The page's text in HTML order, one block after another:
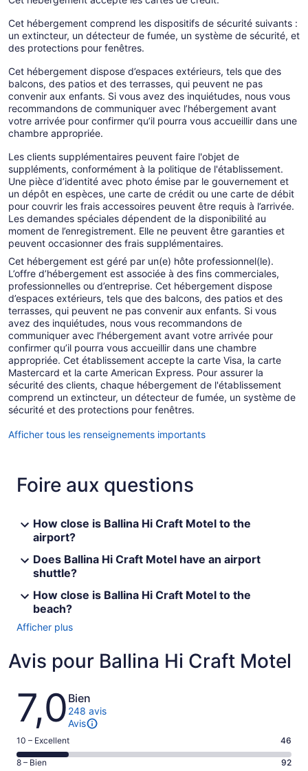
Cet hébergement comprend les dispositifs de sécurité suivants :
un extincteur, un détecteur de fumée, un système de sécurité, et
des protections pour fenêtres.
Cet hébergement dispose d’espaces extérieurs, tels que des
balcons, des patios et des terrasses, qui peuvent ne pas
convenir aux enfants. Si vous avez des inquiétudes, nous vous
recommandons de communiquer avec l’hébergement avant
votre arrivée pour confirmer qu’il pourra vous accueillir dans une
chambre appropriée.
Les clients supplémentaires peuvent faire l'objet de
suppléments, conformément à la politique de l'établissement.
Une pièce d’identité avec photo émise par le gouvernement et
un dépôt en espèces, une carte de crédit ou une carte de débit
pour couvrir les frais accessoires peuvent être requis à l’arrivée.
Les demandes spéciales dépendent de la disponibilité au
moment de l’enregistrement. Elle ne peuvent être garanties et
peuvent occasionner des frais supplémentaires.
Cet hébergement est géré par un(e) hôte professionnel(le).
L’offre d’hébergement est associée à des fins commerciales,
professionnelles ou d’entreprise. Cet hébergement dispose
d’espaces extérieurs, tels que des balcons, des patios et des
terrasses, qui peuvent ne pas convenir aux enfants. Si vous
avez des inquiétudes, nous vous recommandons de
communiquer avec l’hébergement avant votre arrivée pour
confirmer qu’il pourra vous accueillir dans une chambre
appropriée. Cet établissement accepte la carte Visa, la carte
Mastercard et la carte American Express. Pour assurer la
sécurité des clients, chaque hébergement de l'établissement
comprend un extincteur, un détecteur de fumée, un système de
sécurité et des protections pour fenêtres.
Afficher tous les renseignements importants
Foire aux questions
How close is Ballina Hi Craft Motel to the
airport?
Does Ballina Hi Craft Motel have an airport
shuttle?
How close is Ballina Hi Craft Motel to the
beach?
Afficher plus
Avis pour Ballina Hi Craft Motel
Avis
7,0 Bien
248 avis
Avis
Note
de 10
10 – Excellent 46
Note
8 – Bien 92